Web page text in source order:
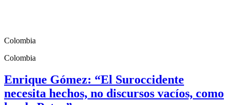
Colombia
Colombia
Enrique Gómez: “El Suroccidente
necesita hechos, no discursos vacíos, como